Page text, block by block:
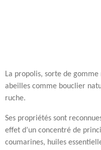
La propolis, sorte de
abeilles comme bouclier
ruche.
Ses propriétés sont
effet d’un concentré de
coumarines, huiles